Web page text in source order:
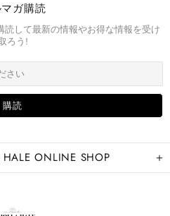
HALE ONLINE SHOP
ガ購読
購読して最新の情報やお得な情報を受け
ろう!